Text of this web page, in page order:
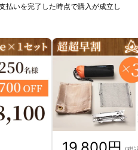
払いを完了した時点で購入が成立し